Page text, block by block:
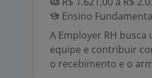
Ensino
A Employer RH
equipe e contribuir
o recebimento e o